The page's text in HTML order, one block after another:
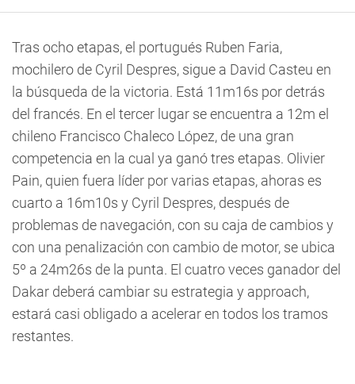
Tras ocho etapas, el portugués Ruben Faria,
mochilero de Cyril Despres, sigue a David Casteu en
la búsqueda de la victoria. Está 11m16s por detrás
del francés. En el tercer lugar se encuentra a 12m el
chileno Francisco Chaleco López, de una gran
competencia en la cual ya ganó tres etapas. Olivier
Pain, quien fuera líder por varias etapas, ahoras es
cuarto a 16m10s y Cyril Despres, después de
problemas de navegación, con su caja de cambios y
con una penalización con cambio de motor, se ubica
5º a 24m26s de la punta. El cuatro veces ganador del
Dakar deberá cambiar su estrategia y approach,
estará casi obligado a acelerar en todos los tramos
restantes.